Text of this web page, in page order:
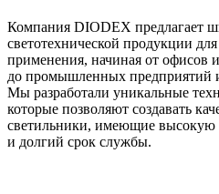
Компания DIODEX предлагает
светотехнической продукции
применения, начиная от офисов
до промышленных предприятий
Мы разработали уникальные
которые позволяют создавать
светильники, имеющие высокую
и долгий срок службы.